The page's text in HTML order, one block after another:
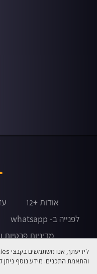
אודות +12
לפנייה ב- whatsapp
מדיניות פרטיות
והתאמת התכנים. מידע נוסף ניתן